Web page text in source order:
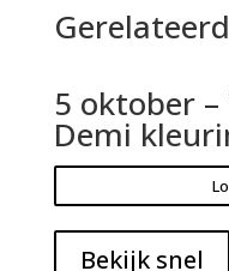
5 oktober
Demi
Bekijk snel